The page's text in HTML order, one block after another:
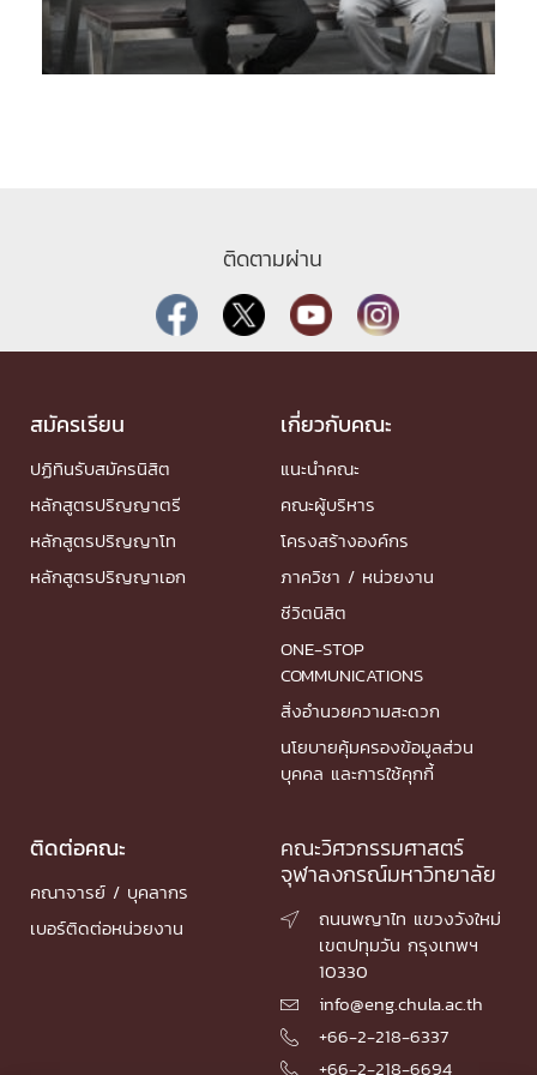
ติดตามผ่าน
สมัครเรียน
ปฏิทินรับสมัครนิสิต
หลักสูตรปริญญาตรี
หลักสูตรปริญญาโท
หลักสูตรปริญญาเอก
เกี่ยวกับคณะ
แนะนำคณะ
คณะผู้บริหาร
โครงสร้างองค์กร
ภาควิชา / หน่วยงาน
ชีวิตนิสิต
ONE-STOP
COMMUNICATIONS
สิ่งอำนวยความสะดวก
นโยบายคุ้มครองข้อมูลส่วน
บุคคล และการใช้คุกกี้
ติดต่อคณะ
คณาจารย์ / บุคลากร
เบอร์ติดต่อหน่วยงาน
คณะวิศวกรรมศาสตร์
จุฬาลงกรณ์มหาวิทยาลัย

ถนนพญาไท แขวงวังใหม่
เขตปทุมวัน กรุงเทพฯ
10330
 info@eng.chula.ac.th
 +66-2-218-6337
 +66-2-218-6694